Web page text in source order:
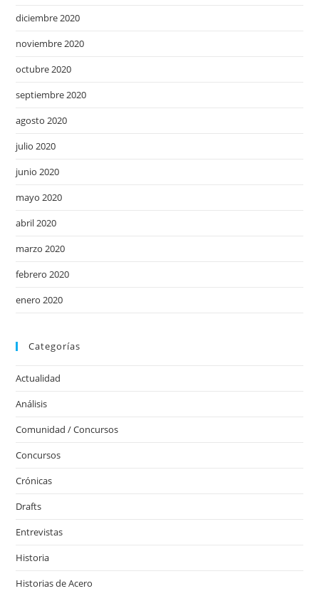
diciembre 2020
noviembre 2020
octubre 2020
septiembre 2020
agosto 2020
julio 2020
junio 2020
mayo 2020
abril 2020
marzo 2020
febrero 2020
enero 2020
Categorías
Actualidad
Análisis
Comunidad / Concursos
Concursos
Crónicas
Drafts
Entrevistas
Historia
Historias de Acero